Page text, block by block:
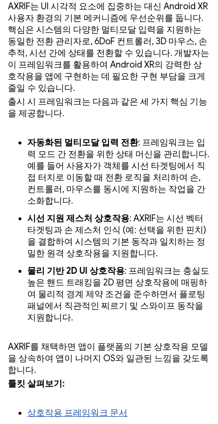
AXRIF는 UI 시각적 요소에 집중하는 대신 Android XR
사용자 환경의 기본 메커니즘에 우선순위를 둡니다.
핵심은 시스템의 다양한 멀티모달 입력을 지원하는
동일한 전환 관리자로, 6DoF 컨트롤러, 3D 마우스, 손
추적, 시선 간에 상태를 전환할 수 있습니다. 개발자는
이 프레임워크를 활용하여 Android XR의 강력한 상
호작용을 앱에 구현하는 데 필요한 구현 부담을 크게
줄일 수 있습니다.
출시 시 프레임워크는 다음과 같은 세 가지 핵심 기능
을 제공합니다.
자동화된 멀티모달 입력 전환: 프레임워크는 입
력 모드 간 전환을 위한 상태 머신을 관리합니다.
예를 들어 사용자가 객체를 시선 타겟팅에서 직
접 터치로 이동할 때 전환 로직을 처리하여 손,
컨트롤러, 마우스를 동시에 지원하는 작업을 간
소화합니다.
시선 지원 제스처 상호작용: AXRIF는 시선 벡터
타겟팅과 손 제스처 인식 (예: 선택을 위한 핀치)
을 결합하여 시스템의 기본 동작과 일치하는 정
밀한 원격 상호작용을 지원합니다.
물리 기반 2D UI 상호작용: 프레임워크는 충실도
높은 핸드 트래킹을 2D 평면 상호작용에 매핑하
여 물리적 경계 제약 조건을 준수하면서 플로팅
패널에서 직관적인 찌르기 및 스와이프 동작을
지원합니다.
AXRIF를 채택하면 앱이 플랫폼의 기본 상호작용 모델
을 상속하여 앱이 나머지 OS와 일관된 느낌을 갖도록
합니다.
툴킷 살펴보기:
상호작용 프레임워크 문서